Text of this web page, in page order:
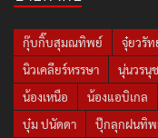
กุ๊บกิ๊บสุมณทิพย์ จุ๋ยวรัท
นิวเคลียร์หรรษา
นุ่นวรนุช
น้องเหนือ
น้องแอบิเกล
บุ๋ม ปนัดดา
ปุ๊กลุกฝนทิ